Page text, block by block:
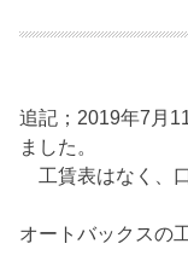
追記；2019年7月
ました。
工賃表はなく、
オートバックスの